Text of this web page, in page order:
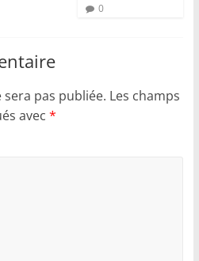
0
pas publiée. Les champs
avec *